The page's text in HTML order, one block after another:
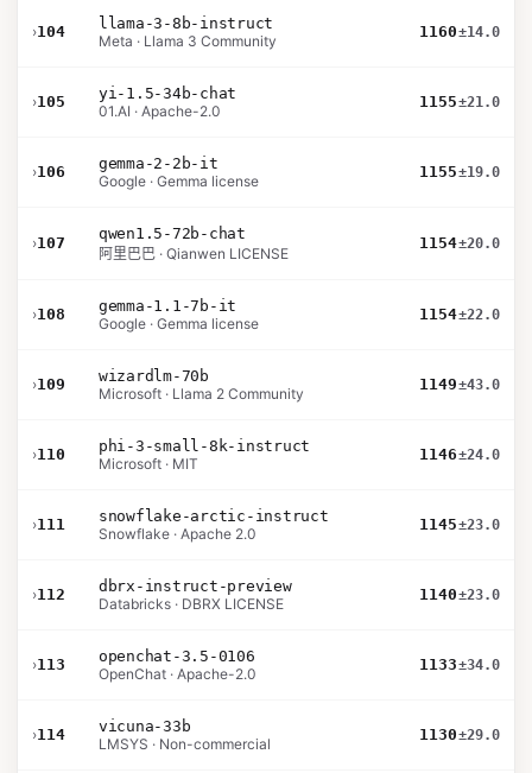
›104
llama-3-8b-instruct
Meta · Llama 3 Community
1160±14.0
›105
yi-1.5-34b-chat
01.AI · Apache-2.0
1155±21.0
›106
gemma-2-2b-it
Google · Gemma license
1155±19.0
›107
qwen1.5-72b-chat
阿里巴巴 · Qianwen LICENSE
1154±20.0
›108
gemma-1.1-7b-it
Google · Gemma license
1154±22.0
›109
wizardlm-70b
Microsoft · Llama 2 Community
1149±43.0
›110
phi-3-small-8k-instruct
Microsoft · MIT
1146±24.0
›111
snowflake-arctic-instruct
Snowflake · Apache 2.0
1145±23.0
›112
dbrx-instruct-preview
Databricks · DBRX LICENSE
1140±23.0
›113
openchat-3.5-0106
OpenChat · Apache-2.0
1133±34.0
›114
vicuna-33b
LMSYS · Non-commercial
1130±29.0